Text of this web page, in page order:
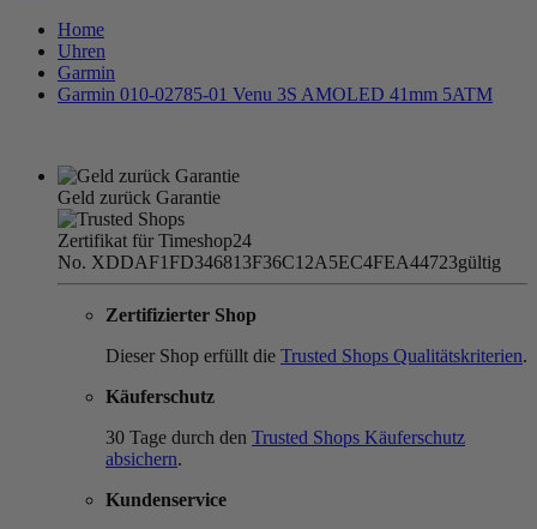
Home
Uhren
Garmin
Garmin 010-02785-01 Venu 3S AMOLED 41mm 5ATM
Geld zurück Garantie
Zertifikat für Timeshop24
No. XDDAF1FD346813F36C12A5EC4FEA44723gültig
Zertifizierter Shop
Dieser Shop erfüllt die Trusted Shops Qualitätskriterien.
Käuferschutz
30 Tage durch den Trusted Shops Käuferschutz
absichern.
Kundenservice